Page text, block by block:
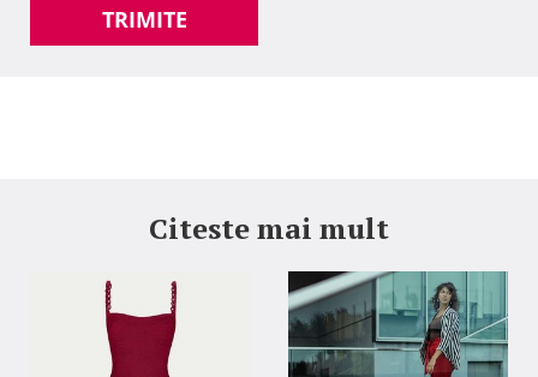
TRIMITE
Citeste mai mult